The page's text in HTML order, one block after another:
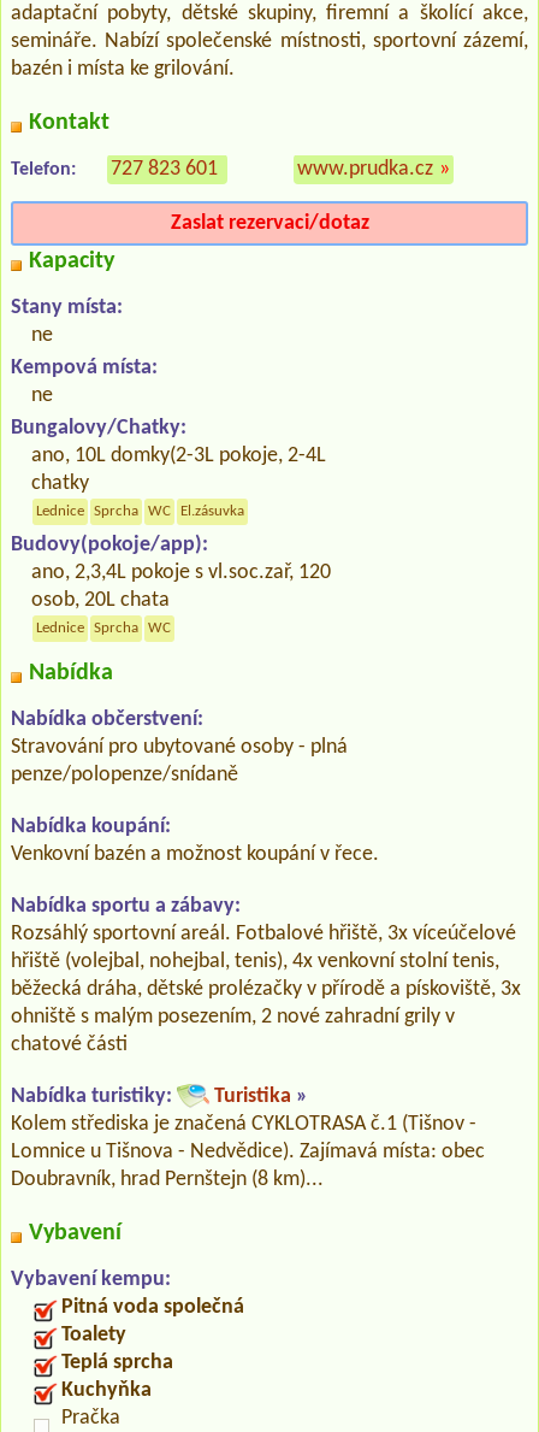
adaptační pobyty, dětské skupiny, firemní a školící akce,
semináře. Nabízí společenské místnosti, sportovní zázemí,
bazén i místa ke grilování.
Kontakt
Telefon: 727 823 601 www.prudka.cz »
Zaslat rezervaci/dotaz
Kapacity
Stany místa:
ne
Kempová místa:
ne
Bungalovy/Chatky:
ano, 10L domky(2-3L pokoje, 2-4L
chatky
Lednice Sprcha WC El.zásuvka
Budovy(pokoje/app):
ano, 2,3,4L pokoje s vl.soc.zař, 120
osob, 20L chata
Lednice Sprcha WC
Nabídka
Nabídka občerstvení:
Stravování pro ubytované osoby - plná
penze/polopenze/snídaně
Nabídka koupání:
Venkovní bazén a možnost koupání v řece.
Nabídka sportu a zábavy:
Rozsáhlý sportovní areál. Fotbalové hřiště, 3x víceúčelové
hřiště (volejbal, nohejbal, tenis), 4x venkovní stolní tenis,
běžecká dráha, dětské prolézačky v přírodě a pískoviště, 3x
ohniště s malým posezením, 2 nové zahradní grily v
chatové části
Nabídka turistiky: Turistika »
Kolem střediska je značená CYKLOTRASA č.1 (Tišnov -
Lomnice u Tišnova - Nedvědice). Zajímavá místa: obec
Doubravník, hrad Pernštejn (8 km)...
Vybavení
Vybavení kempu:
Pitná voda společná
Toalety
Teplá sprcha
Kuchyňka
Pračka